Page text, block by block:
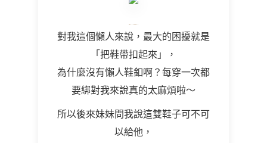
對我這個懶人來說，最大的困擾就是
「把鞋帶扣起來」，
為什麼沒有懶人鞋釦啊？每穿一次都
要綁對我來說真的太麻煩啦～
所以後來妹妹問我說這雙鞋子可不可
以給他，